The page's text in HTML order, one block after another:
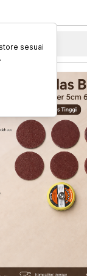
sesuai